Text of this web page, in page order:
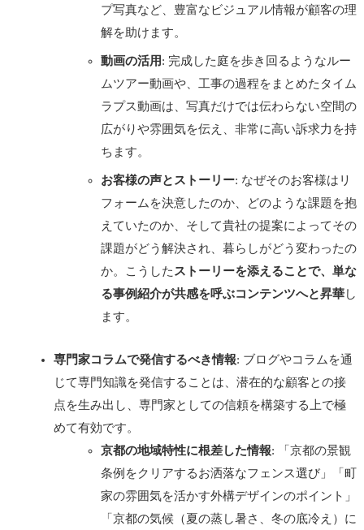
プ写真など、豊富なビジュアル情報が顧客の理
解を助けます。
動画の活用: 完成した庭を歩き回るようなルー
ムツアー動画や、工事の過程をまとめたタイム
ラプス動画は、写真だけでは伝わらない空間の
広がりや雰囲気を伝え、非常に高い訴求力を持
ちます。
お客様の声とストーリー: なぜそのお客様はリ
フォームを決意したのか、どのような課題を抱
えていたのか、そして貴社の提案によってその
課題がどう解決され、暮らしがどう変わったの
か。こうした ストーリーを添えることで、単な
る事例紹介が共感を呼ぶコンテンツへと昇華し
ます。
専門家コラムで発信するべき情報: ブログやコラムを通
じて専門知識を発信することは、潜在的な顧客との接
点を生み出し、専門家としての信頼を構築する上で極
めて有効です。
京都の地域特性に根差した情報: 「京都の景観
条例をクリアするお洒落なフェンス選び」「町
家の雰囲気を活かす外構デザインのポイント」
「京都の気候（夏の蒸し暑さ、冬の底冷え）に